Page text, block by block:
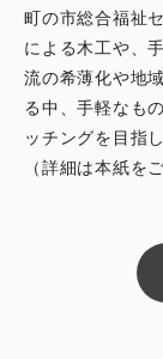
町の市総合福祉
による木工や、
流の希薄化や地
る中、手軽なも
ッチングを目指し
（詳細は本紙を